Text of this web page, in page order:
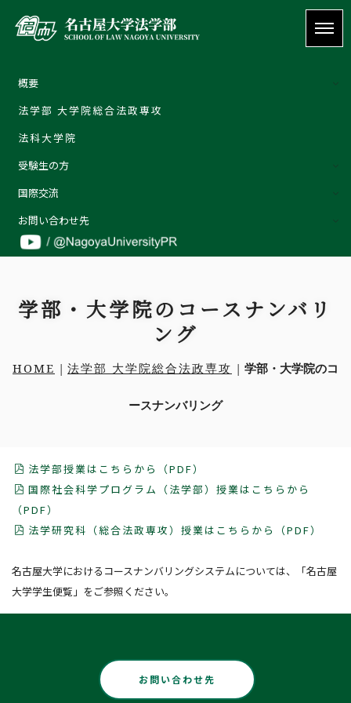
概要
概要
特色
外部評価
教員の紹介
受験生の方
問い合わせ先
法学部 大学院総合法政専攻
法科大学院
受験生の方
受験生の方まとめ
大学へ進学の方
大学院へ進学の方
大学院総合法政専攻入試情報
国際交流
各種取り組み
学生の国際交流
リンク
キャンパスアジア
G30国際社会科学プログラム
お問い合わせ先
学部・大学院のコースナンバリ
ング
HOME | 法学部 大学院総合法政専攻 | 学部・大学院のコ
ースナンバリング
法学部授業はこちらから（PDF）
国際社会科学プログラム（法学部）授業はこちらから
（PDF）
法学研究科（総合法政専攻）授業はこちらから（PDF）
名古屋大学におけるコースナンバリングシステムについては、「名古屋
大学学生便覧」をご参照ください。
お問い合わせ先